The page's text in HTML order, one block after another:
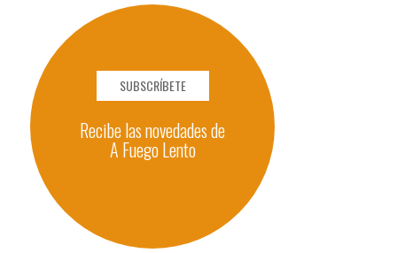
SUBSCRÍBETE
Recibe las novedades de
A Fuego Lento